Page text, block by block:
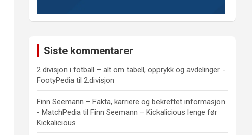
Siste kommentarer
2 divisjon i fotball – alt om tabell, opprykk og avdelinger -
FootyPedia til2.divisjon
Finn Seemann – Fakta, karriere og bekreftet informasjon
- MatchPedia tilFinn Seemann – Kickalicious lenge før
Kickalicious